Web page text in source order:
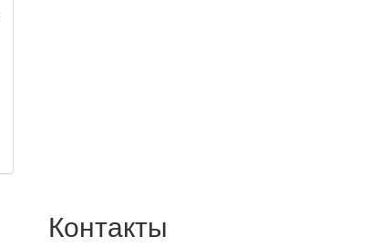
Контакты